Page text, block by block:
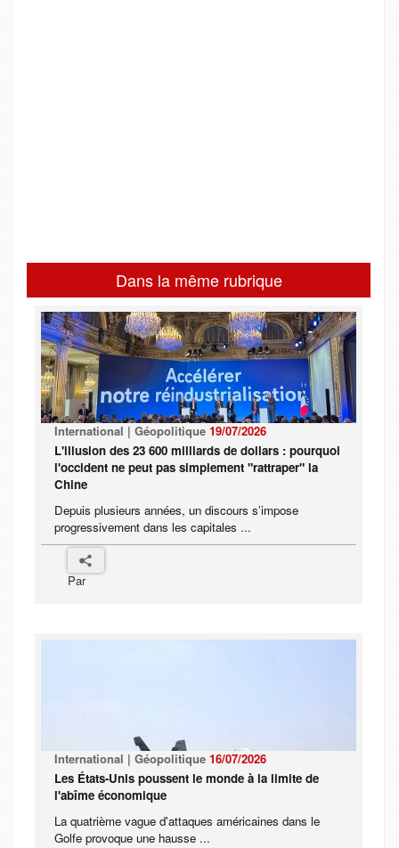
Dans la même rubrique
International | Géopolitique 19/07/2026
L'illusion des 23 600 milliards de dollars : pourquoi
l'occident ne peut pas simplement "rattraper" la
Chine
Depuis plusieurs années, un discours s’impose
progressivement dans les capitales ...
Par
International | Géopolitique 16/07/2026
Les États-Unis poussent le monde à la limite de
l'abîme économique
La quatrième vague d'attaques américaines dans le
Golfe provoque une hausse ...